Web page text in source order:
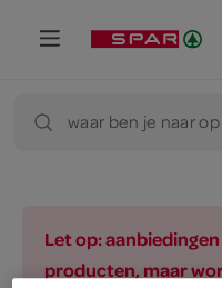
waar ben je naar
Let op:
producten, maar